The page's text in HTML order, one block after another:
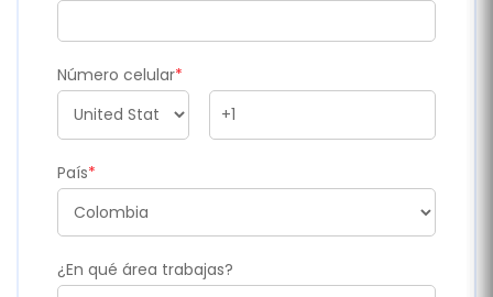
Número celular*
País*
¿En qué área trabajas?